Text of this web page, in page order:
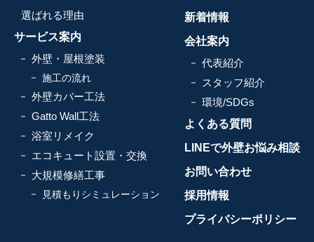
選ばれる理由
サービス案内
外壁・屋根塗装
施工の流れ
外壁カバー工法
Gatto Wall工法
浴室リメイク
エコキュート設置・交換
大規模修繕工事
見積もりシミュレーション
新着情報
会社案内
代表紹介
スタッフ紹介
環境/SDGs
よくある質問
LINEで外壁お悩み相談
お問い合わせ
採用情報
プライバシーポリシー